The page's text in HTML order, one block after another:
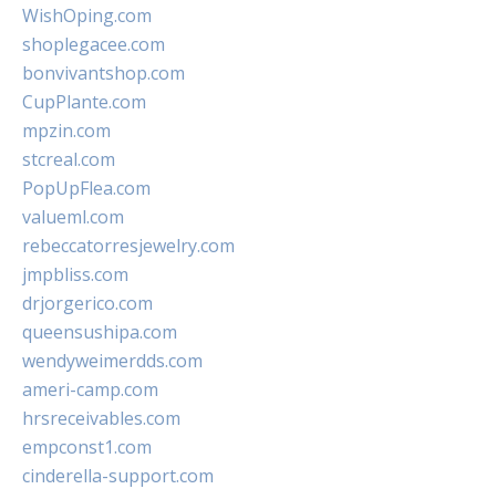
WishOping.com
shoplegacee.com
bonvivantshop.com
CupPlante.com
mpzin.com
stcreal.com
PopUpFlea.com
valueml.com
rebeccatorresjewelry.com
jmpbliss.com
drjorgerico.com
queensushipa.com
wendyweimerdds.com
ameri-camp.com
hrsreceivables.com
empconst1.com
cinderella-support.com